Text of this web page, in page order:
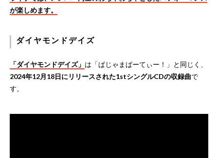
が楽しめます。
ダイヤモンドデイズ
「ダイヤモンドデイズ」 は「ぱじゃまぱーてぃー！」と同じく、
2024年12月18日にリリースされた1stシングルCDの収録曲で
す。